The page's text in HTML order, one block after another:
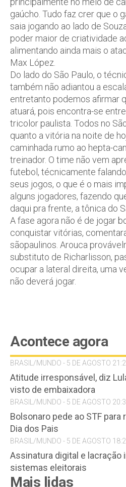
gaúcho. Tudo faz crer que o
saia jogando ao lado de
poder maior de criatividade
alimentando ainda mais o
Max López.
Do lado do São Paulo, o
também não adiantou a
entretanto podemos afirmar
atuará, pois encontra-se
tricolor paulista. Todos no
quanto a vitória na noite de
caminhada rumo ao hepta-
treinador. O time não vem
futebol, técnicamente
seus jogos, o que é o mais
alguns jogadores, fazendo
daqui pra frente, a tônica do
A fase agora não é de jogar
conquistar vitórias,
sãopaulinos. Arouca
substituto de Richarlisson,
ocupar a lateral direita, uma
não deverá jogar.
Acontece agora
BRASIL/MUNDO - 5 DE AGOSTO
Atitude irresponsável, diz
visto de embaixadora
BRASIL/MUNDO - 5 DE AGOSTO
Bolsonaro pede ao STF
Dia dos Pais
BRASIL/MUNDO - 5 DE AGOSTO
Assinatura digital e lacração
sistemas eleitorais
Mais lidas